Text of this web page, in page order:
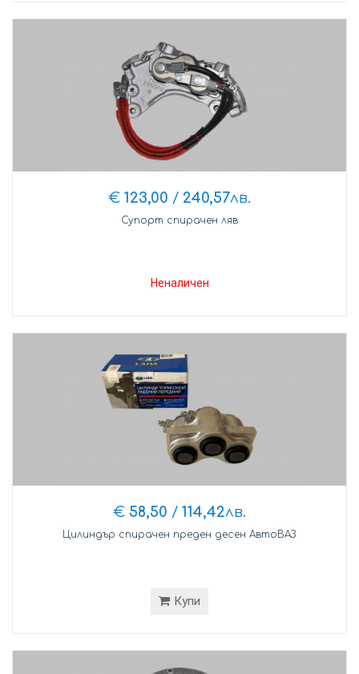
€ 123,00 / 240,57лв.
Супорт спирачен ляв
Неналичен
€ 58,50 / 114,42лв.
Цилиндър спирачен преден десен АвтоВАЗ
Купи